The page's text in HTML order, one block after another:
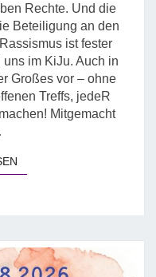
Rechte. Und die
Beteiligung an den
ist fester
im KiJu. Auch in
Großes vor – ohne
Treffs, jedeR
Mitgemacht
WEITERLESEN